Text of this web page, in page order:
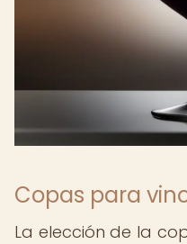
Copas para
La elección de la